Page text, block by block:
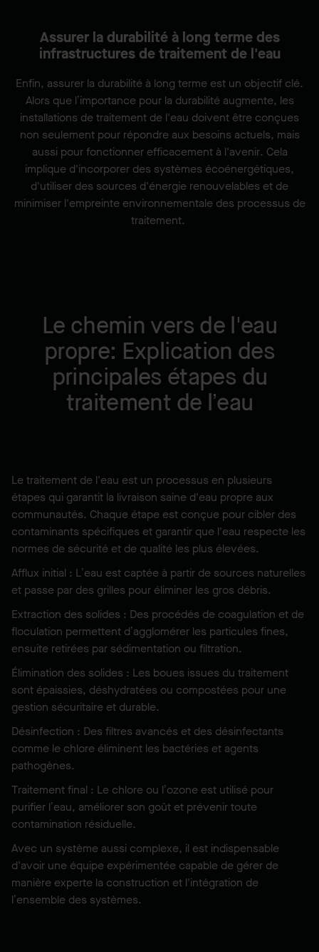
Assurer la durabilité à long terme des
infrastructures de traitement de l'eau
Enfin, assurer la durabilité à long terme est un objectif clé.
Alors que l’importance pour la durabilité augmente, les
installations de traitement de l'eau doivent être conçues
non seulement pour répondre aux besoins actuels, mais
aussi pour fonctionner efficacement à l'avenir. Cela
implique d'incorporer des systèmes écoénergétiques,
d'utiliser des sources d'énergie renouvelables et de
minimiser l'empreinte environnementale des processus de
traitement.
Le chemin vers de l'eau
propre: Explication des
principales étapes du
traitement de l’eau
Le traitement de l'eau est un processus en plusieurs
étapes qui garantit la livraison saine d'eau propre aux
communautés. Chaque étape est conçue pour cibler des
contaminants spécifiques et garantir que l'eau respecte les
normes de sécurité et de qualité les plus élevées.
Afflux initial : L’eau est captée à partir de sources naturelles
et passe par des grilles pour éliminer les gros débris.
Extraction des solides : Des procédés de coagulation et de
floculation permettent d’agglomérer les particules fines,
ensuite retirées par sédimentation ou filtration.
Élimination des solides : Les boues issues du traitement
sont épaissies, déshydratées ou compostées pour une
gestion sécuritaire et durable.
Désinfection : Des filtres avancés et des désinfectants
comme le chlore éliminent les bactéries et agents
pathogènes.
Traitement final : Le chlore ou l’ozone est utilisé pour
purifier l’eau, améliorer son goût et prévenir toute
contamination résiduelle.
Avec un système aussi complexe, il est indispensable
d'avoir une équipe expérimentée capable de gérer de
manière experte la construction et l'intégration de
l’ensemble des systèmes.